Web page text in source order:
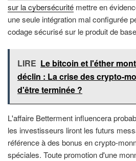
sur la cybersécurité mettre en
une seule intégration mal configurée
codage sécurisé sur le produit de
LIRE Le bitcoin et l'éther
déclin : La crise des crypto-
d'être terminée ?
L'affaire Betterment influencera
les investisseurs liront les futurs
référence à des bonus en crypto-
spéciales. Toute promotion d'une